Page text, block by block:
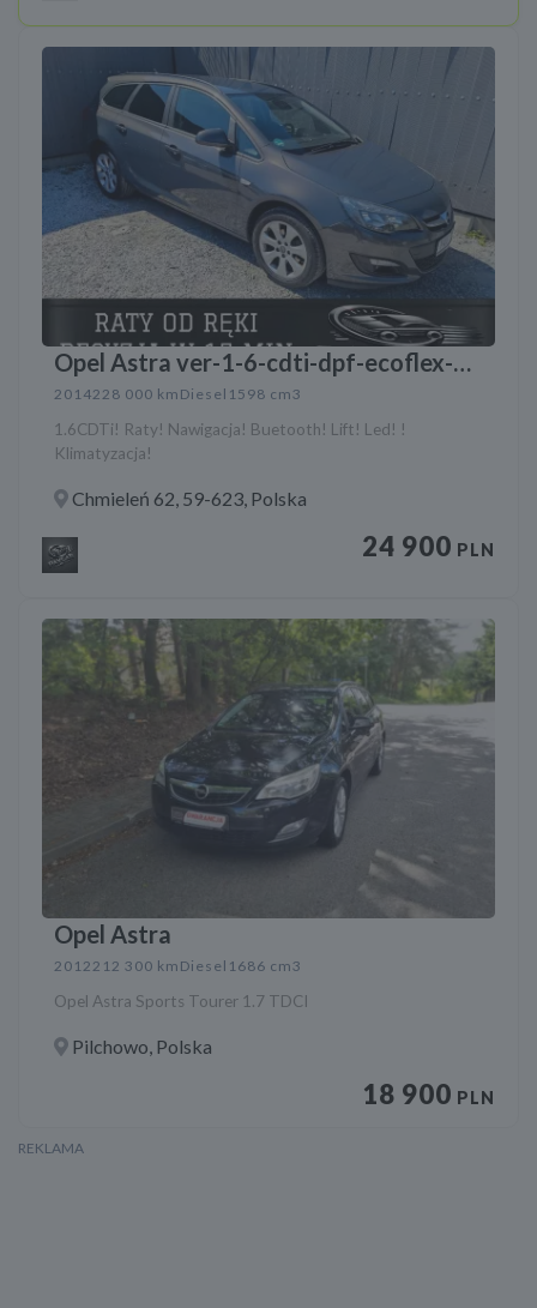
Opel Astra ver-1-6-cdti-dpf-ecoflex-
sports-tourerstart-stop-exklusiv
2014228 000 km Diesel 1598 cm3
1.6CDTi! Raty! Nawigacja! Buetooth! Lift! Led! !
Klimatyzacja!
Chmieleń 62, 59-623, Polska
24 900 PLN
Opel Astra
2012212 300 km Diesel 1686 cm3
Opel Astra Sports Tourer 1.7 TDCI
Pilchowo, Polska
18 900 PLN